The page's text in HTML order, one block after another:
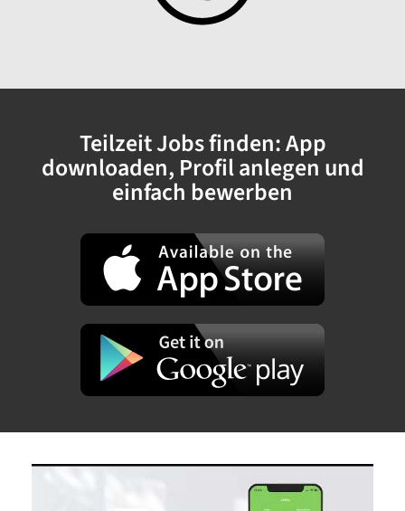
Teilzeit Jobs finden: App
downloaden, Profil anlegen und
einfach bewerben